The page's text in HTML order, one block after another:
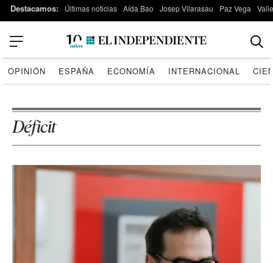
Destacamos: Últimas noticias Aída Bao Josep Vilarasau Paz Vega
OPINIÓN ESPAÑA ECONOMÍA INTERNACIONAL
Déficit